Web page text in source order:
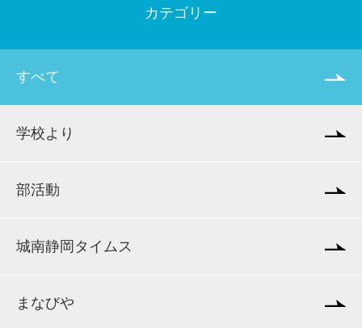
カテゴリー
すべて
学校より
部活動
城南静岡タイムス
まなびや